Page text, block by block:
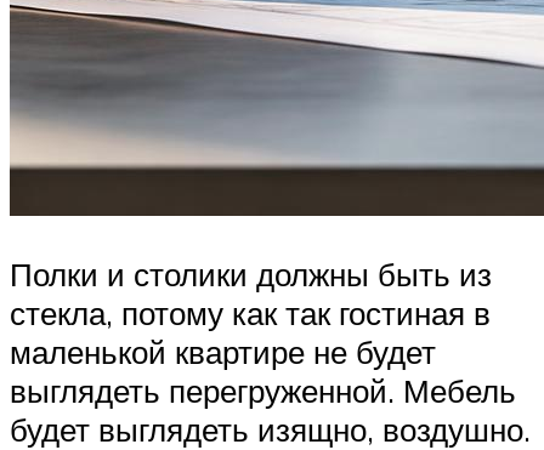
Полки и столики должны быть из
стекла, потому как так гостиная в
маленькой квартире не будет
выглядеть перегруженной. Мебель
будет выглядеть изящно, воздушно.